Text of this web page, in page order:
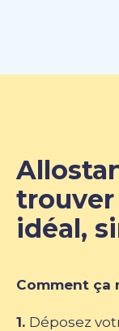
idéal,
Comment ça
1. Déposez